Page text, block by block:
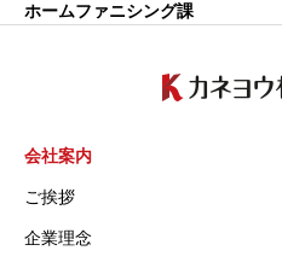
ホームファニシング課
会社案内
ご挨拶
企業理念